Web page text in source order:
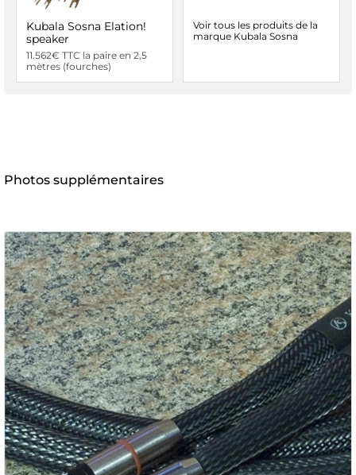
Kubala Sosna Elation!
speaker
11.562€ TTC la paire en 2,5
mètres (fourches)
Voir tous les produits de la
marque Kubala Sosna
Photos supplémentaires